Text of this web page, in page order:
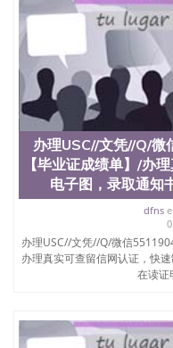
留服真实存档可查，
（使馆认证），使馆
真实可查认证办理，
流程农业科学院、艺
院、地球及物质科学
与人类发展学院、信
护理学院、科学学院
前十名，工学院排名
约大学为学生们提供
专业课程包括：会计
程、经济、医学、护
学、美术、电子工程
制、历史、电气工程
理、材料科学、机械
学、化学、英语、社
销、机械工程、计算
科、金融专业 1、客
交时间，公司人员陪
办理USC//文凭//Q/
【毕业证成绩单】/办
电子图，录取通知
dfns
办理USC//文凭//Q/微信
办理真实可查留信网认证，快
在读